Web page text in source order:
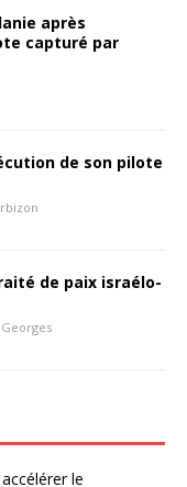
après
capturé par
de son pilote
de paix israélo-
le